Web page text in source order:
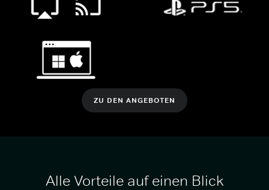
ZU DEN ANGEBOTEN
Alle Vorteile auf einen Blick